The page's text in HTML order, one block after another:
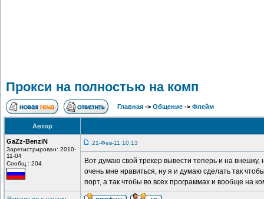
Прокси на полностью на комп
Главная -> Общение -> Флейм
Автор
GaZz-BenziN
Зарегистрирован: 2010-
11-04
Сообщ.: 204
21-Фев-11 10:13
Вот думаю свой трекер вывести теперь и на
очень мне нравиться, ну я и думаю сделать так
порт, а так чтобы во всех программах и вообще на